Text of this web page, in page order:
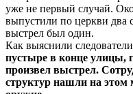
уже не первый случай.
выпустили по церкви два
выстрел был один.
Как выяснили
пустыре в конце улицы,
произвел выстрел.
структур нашли на этом